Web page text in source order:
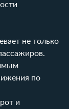
не только
по
и